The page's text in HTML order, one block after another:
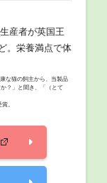
産者が英国王
。栄養満点で体
な猫の飼主から、当製品
？」と聞き、「（とて
。